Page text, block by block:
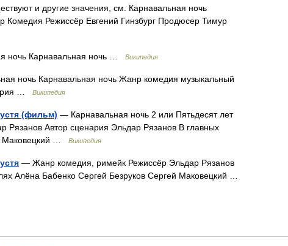
и другие значения, см. Карнавальная ночь
Комедия Режиссёр Евгений Гинзбург Продюсер Тимур
ночь Карнавальная ночь … Википедия
ночь Карнавальная ночь Жанр комедия музыкальный
…
Википедия
(фильм) — Карнавальная ночь 2 или Пятьдесят лет
Рязанов Автор сценария Эльдар Рязанов В главных
Маковецкий …
Википедия
— Жанр комедия, римейк Режиссёр Эльдар Рязанов
Алёна Бабенко Сергей Безруков Сергей Маковецкий …